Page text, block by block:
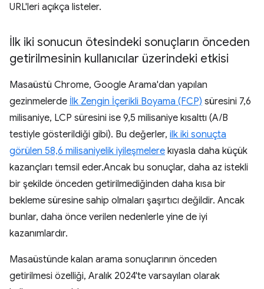
URL'leri açıkça listeler.
İlk iki sonucun ötesindeki sonuçların önceden
getirilmesinin kullanıcılar üzerindeki etkisi
Masaüstü Chrome, Google Arama'dan yapılan
gezinmelerde İlk Zengin İçerikli Boyama (FCP) süresini 7,6
milisaniye, LCP süresini ise 9,5 milisaniye kısalttı (A/B
testiyle gösterildiği gibi). Bu değerler, ilk iki sonuçta
görülen 58,6 milisaniyelik iyileşmelere kıyasla daha küçük
kazançları temsil eder.Ancak bu sonuçlar, daha az istekli
bir şekilde önceden getirilmediğinden daha kısa bir
bekleme süresine sahip olmaları şaşırtıcı değildir. Ancak
bunlar, daha önce verilen nedenlerle yine de iyi
kazanımlardır.
Masaüstünde kalan arama sonuçlarının önceden
getirilmesi özelliği, Aralık 2024'te varsayılan olarak